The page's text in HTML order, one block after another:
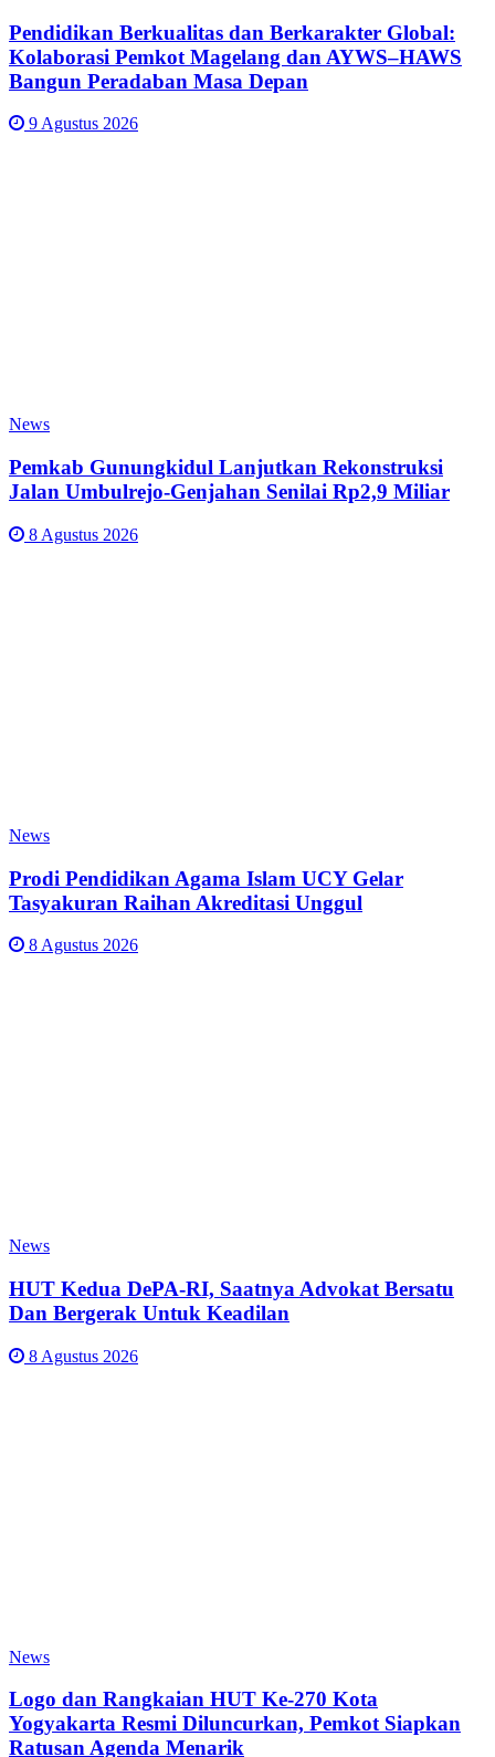
Pendidikan Berkualitas dan Berkarakter Global:
Kolaborasi Pemkot Magelang dan AYWS–HAWS
Bangun Peradaban Masa Depan
9 Agustus 2026
News
Pemkab Gunungkidul Lanjutkan Rekonstruksi
Jalan Umbulrejo-Genjahan Senilai Rp2,9 Miliar
8 Agustus 2026
News
Prodi Pendidikan Agama Islam UCY Gelar
Tasyakuran Raihan Akreditasi Unggul
8 Agustus 2026
News
HUT Kedua DePA-RI, Saatnya Advokat Bersatu
Dan Bergerak Untuk Keadilan
8 Agustus 2026
News
Logo dan Rangkaian HUT Ke-270 Kota
Yogyakarta Resmi Diluncurkan, Pemkot Siapkan
Ratusan Agenda Menarik